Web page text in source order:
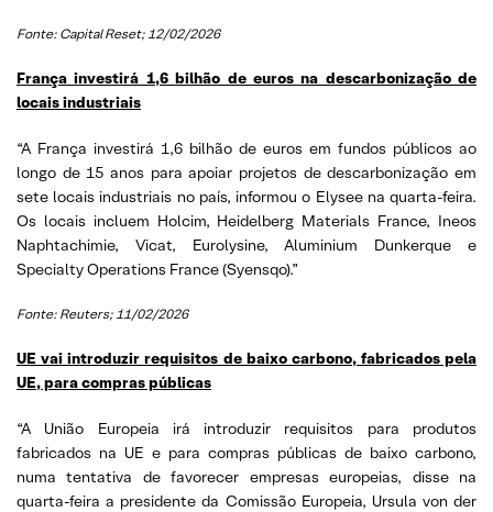
Fonte: Capital Reset; 12/02/2026
França investirá 1,6 bilhão de euros na descarbonização de
locais industriais
“A França investirá 1,6 bilhão de euros em fundos públicos ao
longo de 15 anos para apoiar projetos de descarbonização em
sete locais industriais no país, informou o Elysee na quarta-feira.
Os locais incluem Holcim, Heidelberg Materials France, Ineos
Naphtachimie, Vicat, Eurolysine, Aluminium Dunkerque e
Specialty Operations France (Syensqo).”
Fonte: Reuters; 11/02/2026
UE vai introduzir requisitos de baixo carbono, fabricados pela
UE, para compras públicas
“A União Europeia irá introduzir requisitos para produtos
fabricados na UE e para compras públicas de baixo carbono,
numa tentativa de favorecer empresas europeias, disse na
quarta-feira a presidente da Comissão Europeia, Ursula von der